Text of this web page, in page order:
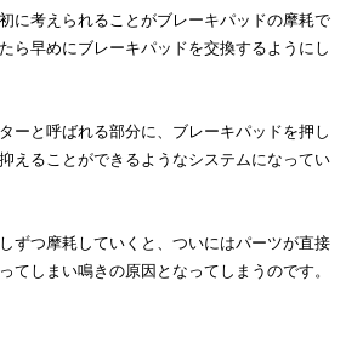
に考えられることがブレーキパッドの摩耗で
ら早めにブレーキパッドを交換するようにし
ーと呼ばれる部分に、ブレーキパッドを押し
えることができるようなシステムになってい
ずつ摩耗していくと、ついにはパーツが直接
てしまい鳴きの原因となってしまうのです。